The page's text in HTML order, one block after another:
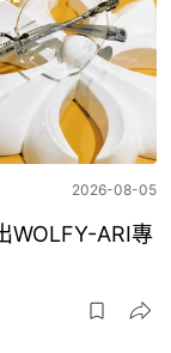
2026-08-05
WOLFY-ARI專